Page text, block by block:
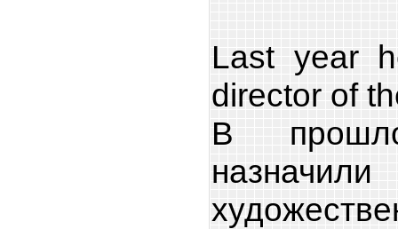
Last year
director of
В